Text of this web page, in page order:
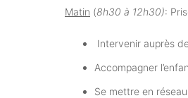
Matin (8h30 à 12h30):
Intervenir auprès
Accompagner
Se mettre en